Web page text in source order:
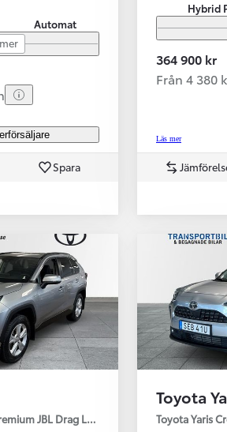
Automat
Spara
Hybrid
364 900 kr
Från 4 380
Läs mer
JBL Drag Led ramp Vhjul motorv
Toyota
Toyota Yaris